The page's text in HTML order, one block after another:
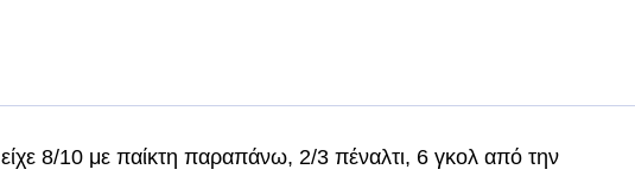
είχε 8/10 με παίκτη παραπάνω, 2/3 πέναλτι, 6 γκολ από την